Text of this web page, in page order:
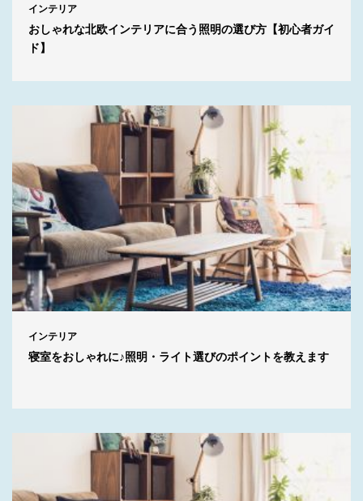
インテリア
おしゃれな北欧インテリアに合う照明の選び方【初心者ガイ
ド】
インテリア
寝室をおしゃれに♪照明・ライト選びのポイントを教えます